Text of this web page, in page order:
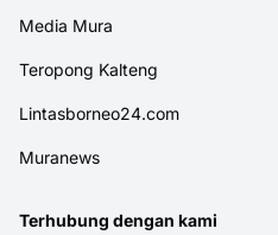
Media Mura
Teropong Kalteng
Lintasborneo24.com
Muranews
Terhubung dengan kami